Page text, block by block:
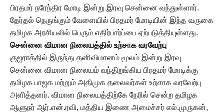
பிரதமர் நரேந்திர மோடி இன்று இரவு சென்னை வந்துள்ளார்.
தேர்தல் நெருங்கும் வேளையில் பிரதமர் மோடியின் இந்த வருகை
தமிழக அரசியலில் பெரும் எதிர்பார்ப்பை ஏற்படுத்தியுள்ளது.
சென்னை விமான நிலையத்தில் உற்சாக வரவேற்பு
குஜராத்தில் இருந்து தனிவிமானம் மூலம் இன்று இரவு
சென்னை விமான நிலையம் வந்திறங்கிய பிரதமர் மோடிக்கு
தமிழக பாஜக மற்றும் அதிமுக தலைவர்கள் உற்சாக வரவேற்பு
அளித்தனர். விமான நிலையத்திற்கே நேரில் சென்ற தமிழக
ஆளுநர் ஆர்.என்.ரவி, மத்திய இணை அமைச்சர் எல்.முருகன்,